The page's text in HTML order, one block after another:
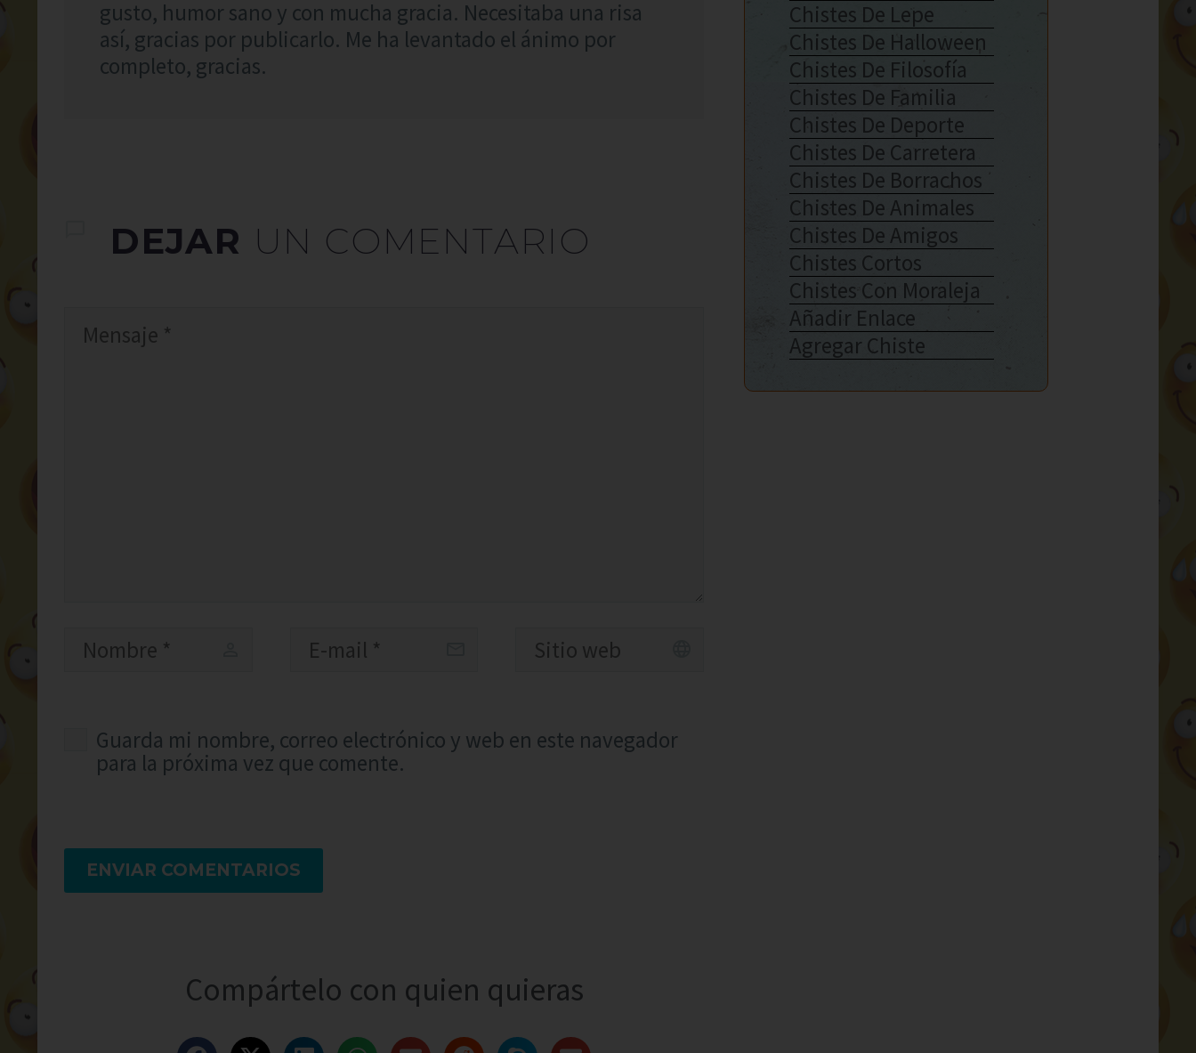
gusto, humor sano y con mucha gracia. Necesitaba una risa
así, gracias por publicarlo. Me ha levantado el ánimo por
completo, gracias.
DEJAR UN COMENTARIO
Guarda mi nombre, correo electrónico y web en este navegador
para la próxima vez que comente.
ENVIAR COMENTARIOS
Compártelo con quien quieras
Chistes De Lepe
Chistes De Halloween
Chistes De Filosofía
Chistes De Familia
Chistes De Deporte
Chistes De Carretera
Chistes De Borrachos
Chistes De Animales
Chistes De Amigos
Chistes Cortos
Chistes Con Moraleja
Añadir Enlace
Agregar Chiste